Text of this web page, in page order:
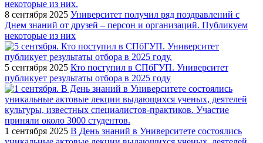
8 сентября 2025 Университет получил ряд поздравлений с
Днем знаний от друзей – персон и организаций. Публикуем
некоторые из них
5 сентября 2025 Кто поступил в СПбГУП. Университет
публикует результаты отбора в 2025 году
1 сентября 2025 В День знаний в Университете состоялись